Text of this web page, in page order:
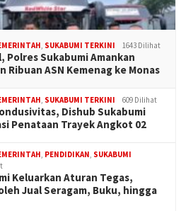
, SUKABUMI TERKINI 1643 Dilihat
Polres Sukabumi Amankan
Ribuan ASN Kemenag ke Monas
, SUKABUMI TERKINI 609 Dilihat
Dishub Sukabumi
Penataan Trayek Angkot 02
, PENDIDIKAN, SUKABUMI
Keluarkan Aturan Tegas,
Jual Seragam, Buku, hingga